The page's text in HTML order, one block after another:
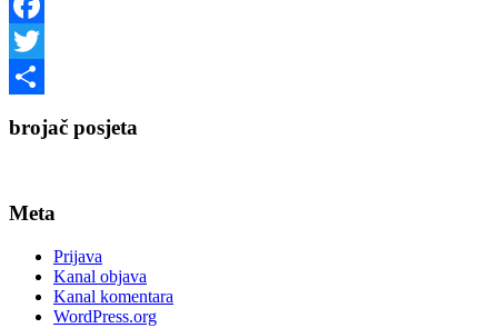
Facebook
Twitter
brojač posjeta
Meta
Prijava
Kanal objava
Kanal komentara
WordPress.org